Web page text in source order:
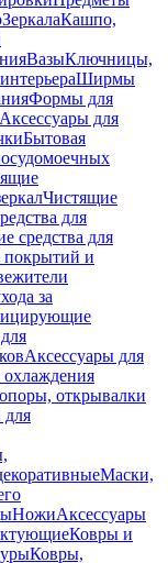
ЗеркалаКашпо,
ВазыКлючницы,
Ширмы
Формы для
Аксессуары для
Бытовая
Чистящие
для
средства для
покрытий и
за
Аксессуары для
охлаждения
открывалки
Маски,
НожиАксессуары
Ковры и
Ковры,